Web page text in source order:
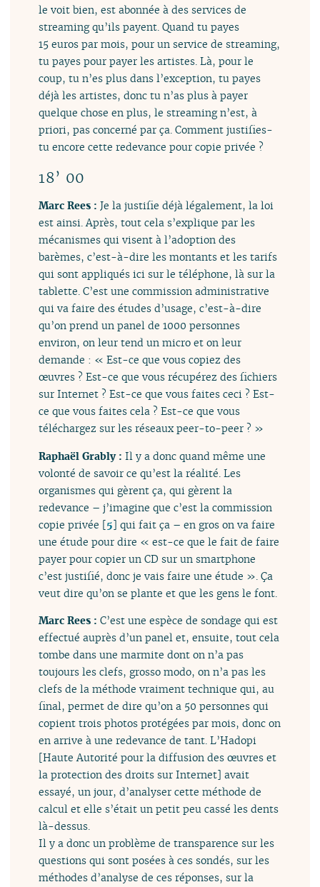
le voit bien, est abonnée à des services de
streaming qu’ils payent. Quand tu payes
15 euros par mois, pour un service de streaming,
tu payes pour payer les artistes. Là, pour le
coup, tu n’es plus dans l’exception, tu payes
déjà les artistes, donc tu n’as plus à payer
quelque chose en plus, le streaming n’est, à
priori, pas concerné par ça. Comment justifies-
tu encore cette redevance pour copie privée ?
18’ 00
Marc Rees :Je la justifie déjà légalement, la loi
est ainsi. Après, tout cela s’explique par les
mécanismes qui visent à l’adoption des
barèmes, c’est-à-dire les montants et les tarifs
qui sont appliqués ici sur le téléphone, là sur la
tablette. C’est une commission administrative
qui va faire des études d’usage, c’est-à-dire
qu’on prend un panel de 1000 personnes
environ, on leur tend un micro et on leur
demande : « Est-ce que vous copiez des
œuvres ? Est-ce que vous récupérez des fichiers
sur Internet ? Est-ce que vous faites ceci ? Est-
ce que vous faites cela ? Est-ce que vous
téléchargez sur les réseaux peer-to-peer ? »
Raphaël Grably :Il y a donc quand même une
volonté de savoir ce qu’est la réalité. Les
organismes qui gèrent ça, qui gèrent la
redevance – j’imagine que c’est la commission
copie privée [5] qui fait ça – en gros on va faire
une étude pour dire « est-ce que le fait de faire
payer pour copier un CD sur un smartphone
c’est justifié, donc je vais faire une étude ». Ça
veut dire qu’on se plante et que les gens le font.
Marc Rees :C’est une espèce de sondage qui est
effectué auprès d’un panel et, ensuite, tout cela
tombe dans une marmite dont on n’a pas
toujours les clefs, grosso modo, on n’a pas les
clefs de la méthode vraiment technique qui, au
final, permet de dire qu’on a 50 personnes qui
copient trois photos protégées par mois, donc on
en arrive à une redevance de tant. L’Hadopi
[Haute Autorité pour la diffusion des œuvres et
la protection des droits sur Internet] avait
essayé, un jour, d’analyser cette méthode de
calcul et elle s’était un petit peu cassé les dents
là-dessus.
Il y a donc un problème de transparence sur les
questions qui sont posées à ces sondés, sur les
méthodes d’analyse de ces réponses, sur la